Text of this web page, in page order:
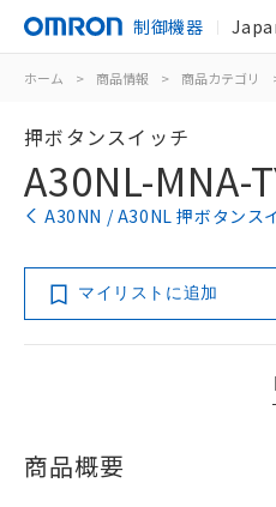
制御機器
ホーム > 商品情報 > 商品カテゴリ
押ボタンスイッチ
A30NL-MNA-
A30NN / A30NL 押ボタンス
マイリストに追加
商品概要